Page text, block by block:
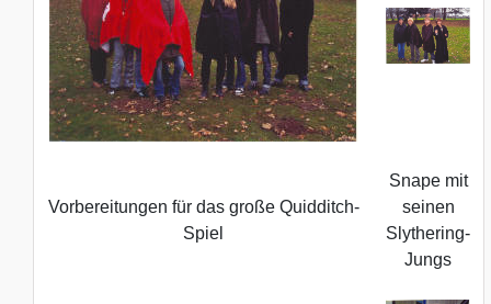
Vorbereitungen für das große Quidditch-
Spiel
Snape mit
seinen
Slythering-
Jungs